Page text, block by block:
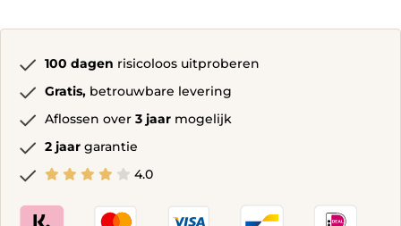
hoogglans,Grijs
hoogglans
Zwart
Wit
hoogglans,Grijs
hoogglans
quantity
100 dagen risicoloos uitproberen
Gratis, betrouwbare levering
Aflossen over 3 jaar mogelijk
2 jaar garantie
4.0